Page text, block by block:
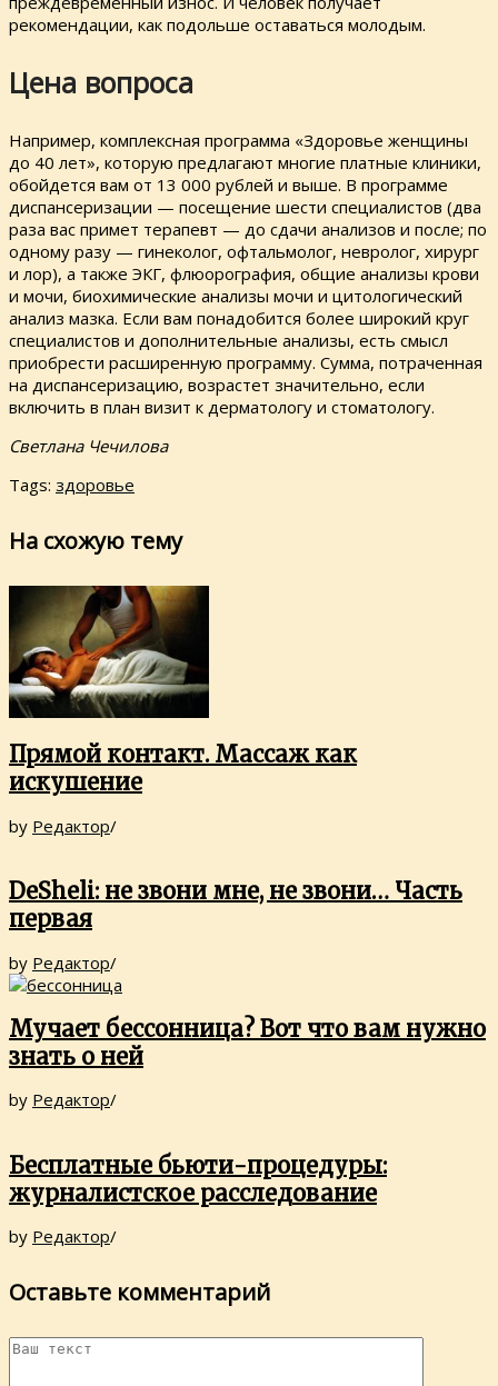
рекомендации, как подольше оставаться молодым.
Цена вопроса
Например, комплексная программа «Здоровье женщины
до 40 лет», которую предлагают многие платные клиники,
обойдется вам от 13 000 рублей и выше. В программе
диспансеризации — посещение шести специалистов (два
раза вас примет терапевт — до сдачи анализов и после; по
одному разу — гинеколог, офтальмолог, невролог, хирург
и лор), а также ЭКГ, флюорография, общие анализы крови
и мочи, биохимические анализы мочи и цитологический
анализ мазка. Если вам понадобится более широкий круг
специалистов и дополнительные анализы, есть смысл
приобрести расширенную программу. Сумма, потраченная
на диспансеризацию, возрастет значительно, если
включить в план визит к дерматологу и стоматологу.
Светлана Чечилова
Tags: здоровье
На схожую тему
Прямой контакт. Массаж как
искушение
by Редактор/
DeSheli: не звони мне, не звони… Часть
первая
by Редактор/
Мучает бессонница? Вот что вам нужно
знать о ней
by Редактор/
Бесплатные бьюти-процедуры:
журналистское расследование
by Редактор/
Оставьте комментарий